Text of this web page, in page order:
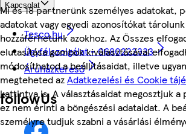
Mi és 18 partnerünk személyes adatokat,
adatokat vagy egyedi azonosítókat
hozzáférhetünk azokhoz. Az Összes
elutasítása gombok kiválasztásával
módosíthatod a beállításaidat, illetve
megteheted azAdatkezelési és Cookie
kattintva is. A választásaidat megosztjuk
ez nem érinti a böngészési adataidat. A
személyre tudjuk szabni a vásárlási
Kapcsolat
Tesco.hu
Ügyfélszolgálat - 0680222333
Áruházkereső
followUs